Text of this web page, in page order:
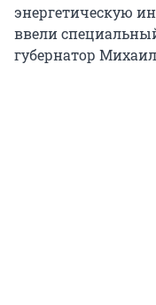
энергетическую
ввели
губернатор